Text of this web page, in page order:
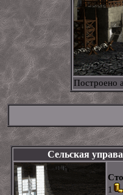
Построено
Сельская управа
1